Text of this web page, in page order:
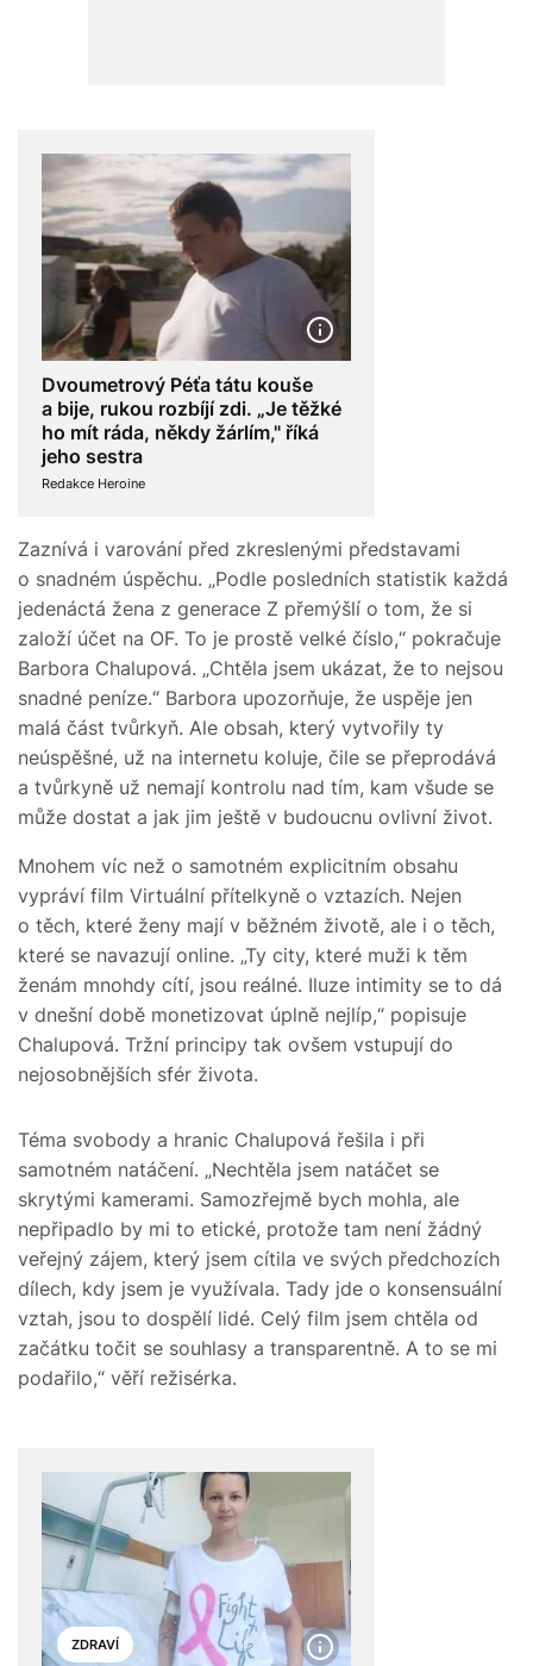
Dvoumetrový Péťa tátu kouše
a bije, rukou rozbíjí zdi. „Je těžké
ho mít ráda, někdy žárlím," říká
jeho sestra
Redakce Heroine
Zaznívá i varování před zkreslenými představami
o snadném úspěchu. „Podle posledních statistik každá
jedenáctá žena z generace Z přemýšlí o tom, že si
založí účet na OF. To je prostě velké číslo,“ pokračuje
Barbora Chalupová. „Chtěla jsem ukázat, že to nejsou
snadné peníze.“ Barbora upozorňuje, že uspěje jen
malá část tvůrkyň. Ale obsah, který vytvořily ty
neúspěšné, už na internetu koluje, čile se přeprodává
a tvůrkyně už nemají kontrolu nad tím, kam všude se
může dostat a jak jim ještě v budoucnu ovlivní život.
Mnohem víc než o samotném explicitním obsahu
vypráví film Virtuální přítelkyně o vztazích. Nejen
o těch, které ženy mají v běžném životě, ale i o těch,
které se navazují online. „Ty city, které muži k těm
ženám mnohdy cítí, jsou reálné. Iluze intimity se to dá
v dnešní době monetizovat úplně nejlíp,“ popisuje
Chalupová. Tržní principy tak ovšem vstupují do
nejosobnějších sfér života.
Téma svobody a hranic Chalupová řešila i při
samotném natáčení. „Nechtěla jsem natáčet se
skrytými kamerami. Samozřejmě bych mohla, ale
nepřipadlo by mi to etické, protože tam není žádný
veřejný zájem, který jsem cítila ve svých předchozích
dílech, kdy jsem je využívala. Tady jde o konsensuální
vztah, jsou to dospělí lidé. Celý film jsem chtěla od
začátku točit se souhlasy a transparentně. A to se mi
podařilo,“ věří režisérka.
ZDRAVÍ